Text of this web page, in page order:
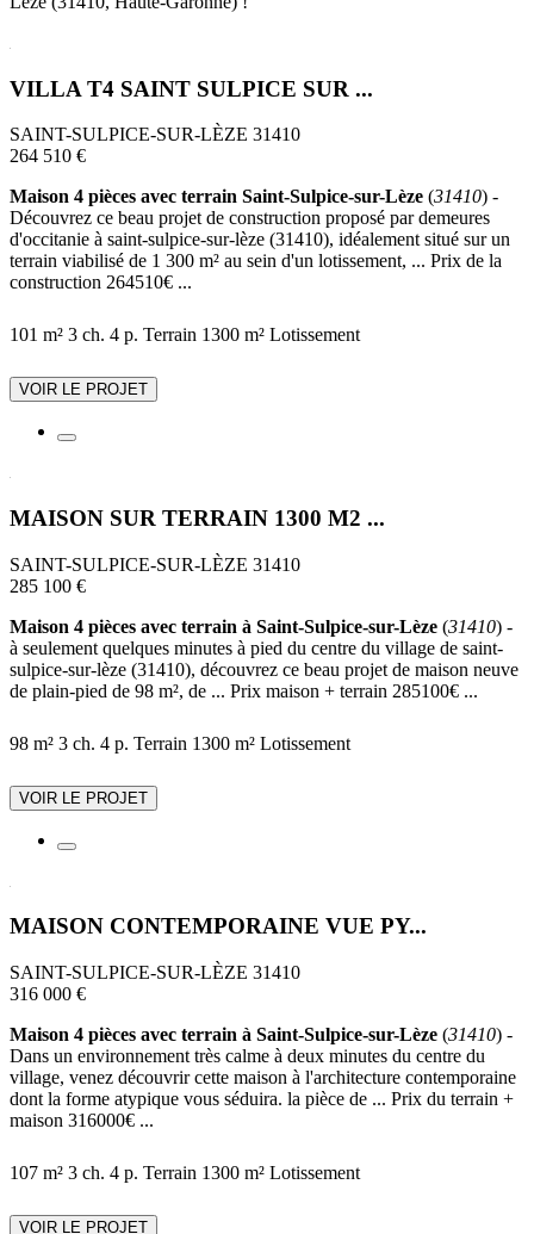
VILLA T4 SAINT SULPICE SUR ...
SAINT-SULPICE-SUR-LÈZE 31410
264 510 €
Maison 4 pièces avec terrain Saint-Sulpice-sur-Lèze (31410) -
Découvrez ce beau projet de construction proposé par demeures
d'occitanie à saint-sulpice-sur-lèze (31410), idéalement situé sur un
terrain viabilisé de 1 300 m² au sein d'un lotissement, ... Prix de la
construction 264510€ ...
101 m² 3 ch. 4 p. Terrain 1300 m² Lotissement
VOIR LE PROJET
MAISON SUR TERRAIN 1300 M2 ...
SAINT-SULPICE-SUR-LÈZE 31410
285 100 €
Maison 4 pièces avec terrain à Saint-Sulpice-sur-Lèze (31410) -
à seulement quelques minutes à pied du centre du village de saint-
sulpice-sur-lèze (31410), découvrez ce beau projet de maison neuve
de plain-pied de 98 m², de ... Prix maison + terrain 285100€ ...
98 m² 3 ch. 4 p. Terrain 1300 m² Lotissement
VOIR LE PROJET
MAISON CONTEMPORAINE VUE PY...
SAINT-SULPICE-SUR-LÈZE 31410
316 000 €
Maison 4 pièces avec terrain à Saint-Sulpice-sur-Lèze (31410) -
Dans un environnement très calme à deux minutes du centre du
village, venez découvrir cette maison à l'architecture contemporaine
dont la forme atypique vous séduira. la pièce de ... Prix du terrain +
maison 316000€ ...
107 m² 3 ch. 4 p. Terrain 1300 m² Lotissement
VOIR LE PROJET